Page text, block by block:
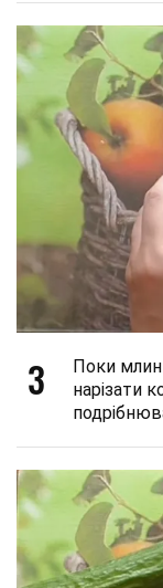
3
Поки
нарізати